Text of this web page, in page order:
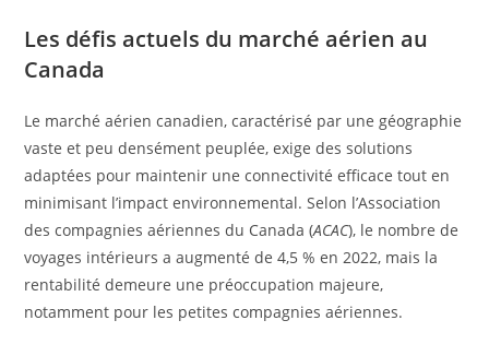
Les défis actuels du marché aérien au
Canada
Le marché aérien canadien, caractérisé par une géographie
vaste et peu densément peuplée, exige des solutions
adaptées pour maintenir une connectivité efficace tout en
minimisant l’impact environnemental. Selon l’Association
des compagnies aériennes du Canada (ACAC), le nombre de
voyages intérieurs a augmenté de 4,5 % en 2022, mais la
rentabilité demeure une préoccupation majeure,
notamment pour les petites compagnies aériennes.